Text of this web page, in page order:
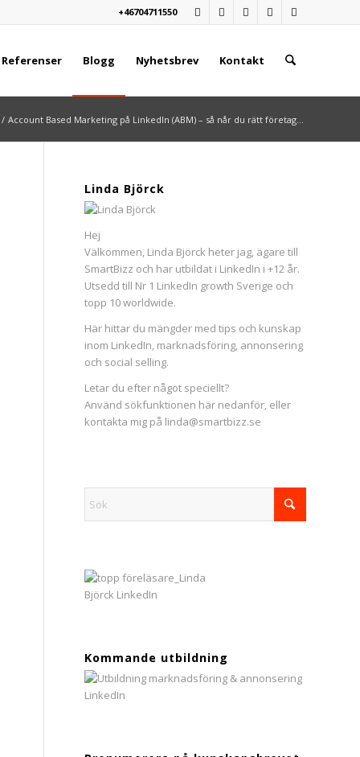
+46704711550
Referenser Blogg Nyhetsbrev Kontakt
/ Account Based Marketing på LinkedIn (ABM) – så når du rätt företag...
Linda Björck
Hej
Välkommen, Linda Björck heter jag, ägare till
SmartBizz och har utbildat i LinkedIn i +12 år.
Utsedd till Nr 1 LinkedIn growth Sverige och
topp 10 worldwide.
Här hittar du mängder med tips och kunskap
inom LinkedIn, marknadsföring, annonsering
och social selling.
Letar du efter något speciellt?
Använd sökfunktionen här nedanför, eller
kontakta mig på linda@smartbizz.se
Kommande utbildning